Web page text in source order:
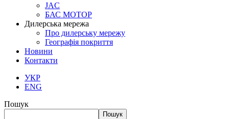
JAC
БАС МОТОР
Дилерська мережа
Про дилерську мережу
Географія покриття
Новини
Контакти
УКР
ENG
Пошук
Пошук